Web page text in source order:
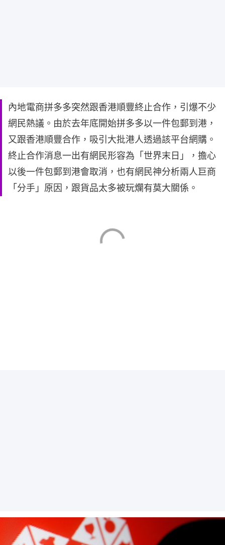
內地電商拼多多突然跟香港順豐終止合作，引爆不少
網民熱議。由於去年底開始拼多多以一件包郵到港，
又跟香港順豐合作，吸引大批港人透過該平台網購。
終止合作消息一出有網民形容為「世界末日」，擔心
以後一件包郵到港會取消，也有網民神分析兩人巨商
「分手」原因，跟貨品太多被玩爛有莫大關係。